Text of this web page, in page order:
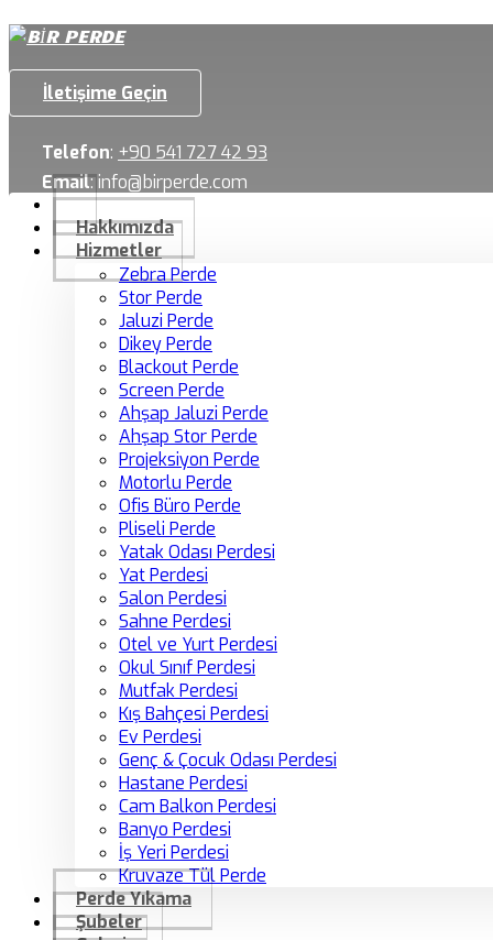
İletişime Geçin
Telefon: +90 541 727 42 93
Email:info@birperde.com
Hakkımızda
Hizmetler
Zebra Perde
Stor Perde
Jaluzi Perde
Dikey Perde
Blackout Perde
Screen Perde
Ahşap Jaluzi Perde
Ahşap Stor Perde
Projeksiyon Perde
Motorlu Perde
Ofis Büro Perde
Pliseli Perde
Yatak Odası Perdesi
Yat Perdesi
Salon Perdesi
Sahne Perdesi
Otel ve Yurt Perdesi
Okul Sınıf Perdesi
Mutfak Perdesi
Kış Bahçesi Perdesi
Ev Perdesi
Genç & Çocuk Odası Perdesi
Hastane Perdesi
Cam Balkon Perdesi
Banyo Perdesi
İş Yeri Perdesi
Kruvaze Tül Perde
Perde Yıkama
Şubeler